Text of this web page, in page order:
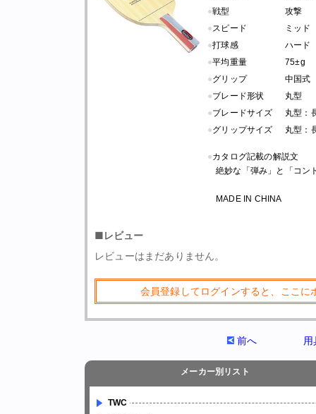
●戦型
攻撃
●スピード
ミッド
●打球感
ハード
●平均重量
75±g
●グリップ
中国式
●ブレード形状
丸型
●ブレードサイズ
丸型：
●グリップサイズ 丸型：
●カタログ記載の解説文
絶妙な「弾み」と「コン
MADE IN CHINA
■レビュー
レビューはまだありません。
会員登録してログインすると、ここ
前へ
メーカー別リスト
TWC